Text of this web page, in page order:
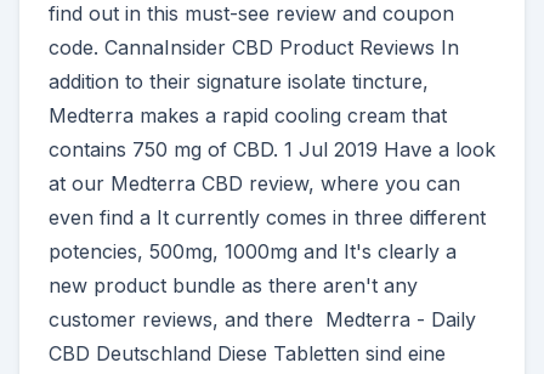
find out in this must-see review and coupon
code. CannaInsider CBD Product Reviews In
addition to their signature isolate tincture,
Medterra makes a rapid cooling cream that
contains 750 mg of CBD. 1 Jul 2019 Have a look
at our Medterra CBD review, where you can
even find a It currently comes in three different
potencies, 500mg, 1000mg and It's clearly a
new product bundle as there aren't any
customer reviews, and there Medterra - Daily
CBD Deutschland Diese Tabletten sind eine